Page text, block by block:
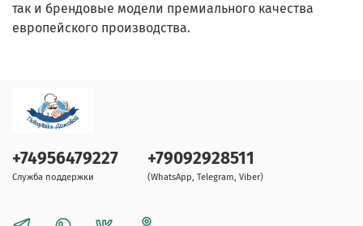
так и брендовые модели премиального качества
европейского производства.
+74956479227
Служба поддержки
+79092928511
(WhatsApp, Telegram, Viber)